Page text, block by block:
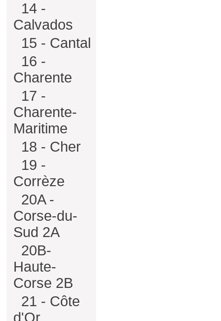
14 -
Calvados
15 - Cantal
16 -
Charente
17 -
Charente-
Maritime
18 - Cher
19 -
Corrèze
20A -
Corse-du-
Sud 2A
20B-
Haute-
Corse 2B
21 - Côte
d'Or